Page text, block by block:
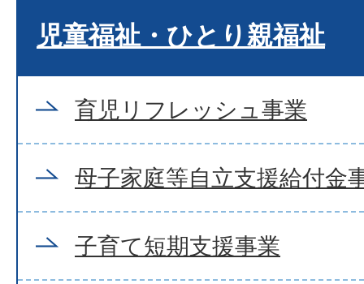
児童福祉・ひとり親福祉
育児リフレッシュ事業
母子家庭等自立支援給付金
子育て短期支援事業